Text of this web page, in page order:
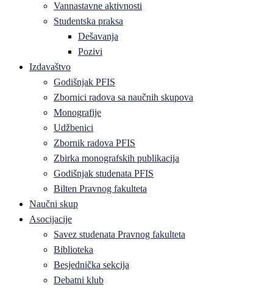
Vannastavne aktivnosti
Studentska praksa
Dešavanja
Pozivi
Izdavaštvo
Godišnjak PFIS
Zbornici radova sa naučnih skupova
Monografije
Udžbenici
Zbornik radova PFIS
Zbirka monografskih publikacija
Godišnjak studenata PFIS
Bilten Pravnog fakulteta
Naučni skup
Asocijacije
Savez studenata Pravnog fakulteta
Biblioteka
Besjednička sekcija
Debatni klub